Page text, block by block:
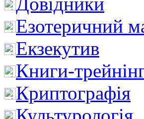
Езотеричний
Екзекутив
Книги-
Криптографія